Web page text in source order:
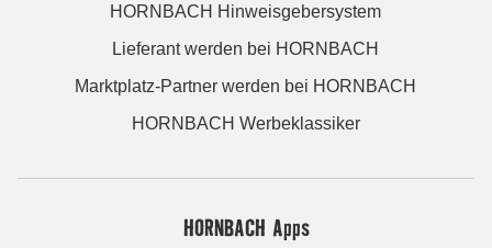
HORNBACH Hinweisgebersystem
Lieferant werden bei HORNBACH
Marktplatz-Partner werden bei HORNBACH
HORNBACH Werbeklassiker
HORNBACH Apps